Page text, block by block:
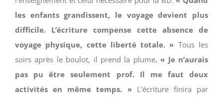
les enfants grandissent, le voyage devient plus
difficile. L’écriture compense cette absence de
voyage physique, cette liberté totale. » Tous les
soirs après le boulot, il prend la plume. « Je n’aurais
pas pu être seulement prof. Il me faut deux
activités en même temps. »L’écriture finira par